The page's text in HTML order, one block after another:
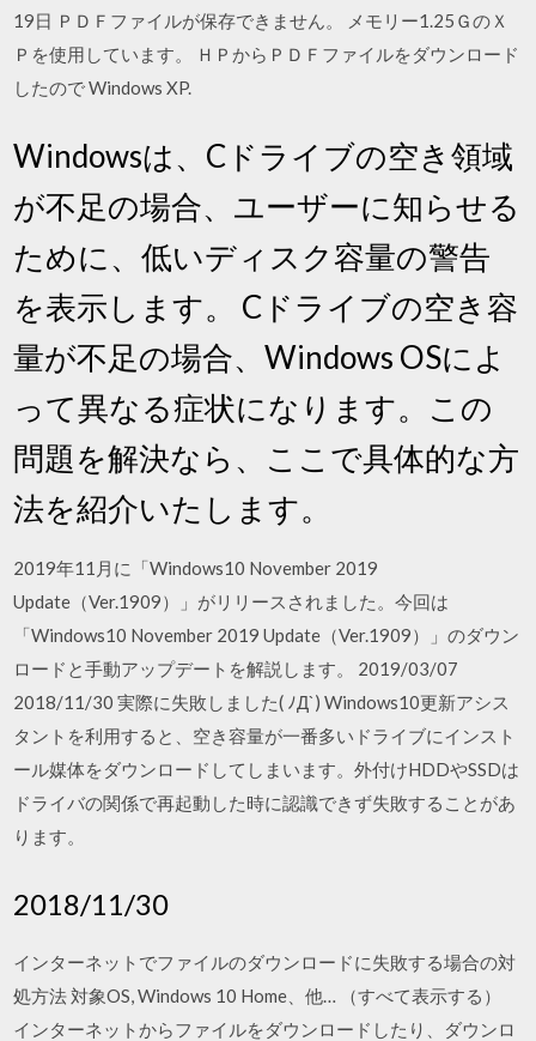
19日 ＰＤＦファイルが保存できません。 メモリー1.25ＧのＸ
Ｐを使用しています。 ＨＰからＰＤＦファイルをダウンロード
したので Windows XP.
Windowsは、Cドライブの空き領域
が不足の場合、ユーザーに知らせる
ために、低いディスク容量の警告
を表示します。 Cドライブの空き容
量が不足の場合、Windows OSによ
って異なる症状になります。この
問題を解決なら、ここで具体的な方
法を紹介いたします。
2019年11月に「Windows10 November 2019
Update（Ver.1909）」がリリースされました。今回は
「Windows10 November 2019 Update（Ver.1909）」のダウン
ロードと手動アップデートを解説します。 2019/03/07
2018/11/30 実際に失敗しました( ﾉД`) Windows10更新アシス
タントを利用すると、空き容量が一番多いドライブにインスト
ール媒体をダウンロードしてしまいます。外付けHDDやSSDは
ドライバの関係で再起動した時に認識できず失敗することがあ
ります。
2018/11/30
インターネットでファイルのダウンロードに失敗する場合の対
処方法 対象OS, Windows 10 Home、他… （すべて表示する）
インターネットからファイルをダウンロードしたり、ダウンロ